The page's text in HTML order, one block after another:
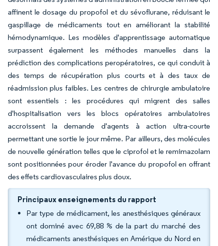
affinent le dosage du propofol et du sévoflurane, réduisant le
gaspillage de médicaments tout en améliorant la stabilité
hémodynamique. Les modèles d'apprentissage automatique
surpassent également les méthodes manuelles dans la
prédiction des complications peropératoires, ce qui conduit à
des temps de récupération plus courts et à des taux de
réadmission plus faibles. Les centres de chirurgie ambulatoire
sont essentiels : les procédures qui migrent des salles
d'hospitalisation vers les blocs opératoires ambulatoires
accroissent la demande d'agents à action ultra-courte
permettant une sortie le jour même. Par ailleurs, des molécules
de nouvelle génération telles que le ciprofol et le remimazolam
sont positionnées pour éroder l'avance du propofol en offrant
des effets cardiovasculaires plus doux.
Principaux enseignements du rapport
Par type de médicament, les anesthésiques généraux
ont dominé avec 69,88 % de la part du marché des
médicaments anesthésiques en Amérique du Nord en